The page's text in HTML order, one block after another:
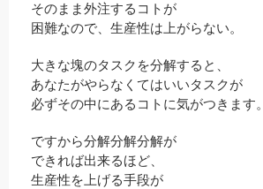
そのまま外注するコトが
困難なので、生産性は上がらない。
大きな塊のタスクを分解すると、
あなたがやらなくてはいいタスクが
必ずその中にあるコトに気がつきます。
ですから分解分解分解が
できれば出来るほど、
生産性を上げる手段が